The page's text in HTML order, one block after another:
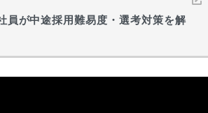
員が中途採用難易度・選考対策を解